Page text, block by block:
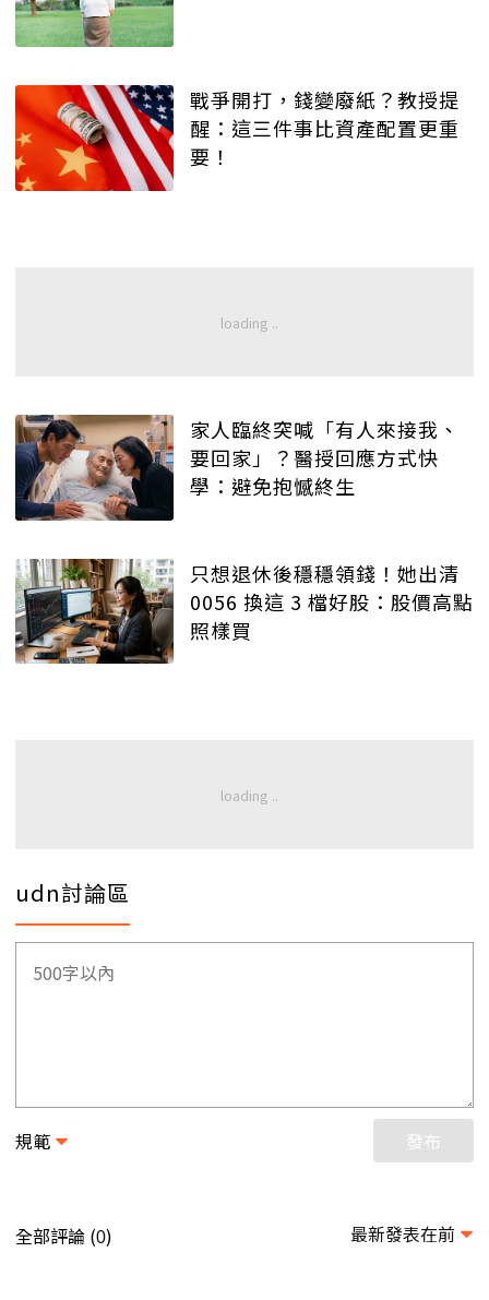
戰爭開打，錢變廢紙？教授提
醒：這三件事比資產配置更重
要！
家人臨終突喊「有人來接我、
要回家」？醫授回應方式快
學：避免抱憾終生
只想退休後穩穩領錢！她出清
0056 換這 3 檔好股：股價高點
照樣買
udn討論區
規範 發布
全部評論 (0) 最新發表在前